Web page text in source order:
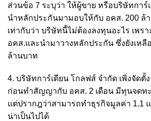
ส่วนข้อ 7 ระบุว่า ให้ผู้ขาย หรือบริษัทการ์
นำหลักประกันมามอบให้กับ อคส. 200 ล้
เท่ากับว่า บริษัทนี้ไม่ต้องลงทุนอะไร เพรา
อคส.และนำมาวางหลักประกัน ซึ่งยังเหลื
ล้านบาท
4. บริษัทการ์เดียน โกลฟส์ จำกัด เพิ่งจัดตั้
ก่อนทำสัญญากับ อคส. 2 เดือน มีทุนจดท
แต่ปรากฎว่าสามารถทำธุรกิจมูลค่า 1.1
น่าเป็นไปได้